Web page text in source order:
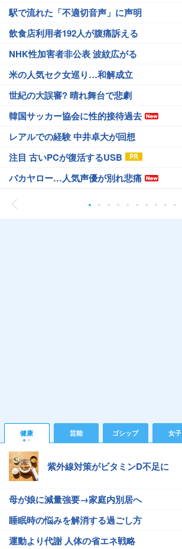
駅で流れた「不適切音声」に声明
飲食店利用者192人が腹痛訴える
NHK性加害者非公表 波紋広がる
米の人気セク女巡り…和解成立
世紀の大誤審? 晴れ舞台で悲劇
韓国サッカー協会に性的接待過去
レアルでの経験 中井卓大が回想
注目 古いPCが復活するUSB
バカヤロー…人気声優が別れ悲痛
健康 芸能 ゴシップ 女子
紫外線対策がビタミンD不足に
母が娘に減量強要→家庭内別居へ
睡眠時の悩みを解消する過ごし方
運動より代謝 人体の省エネ戦略